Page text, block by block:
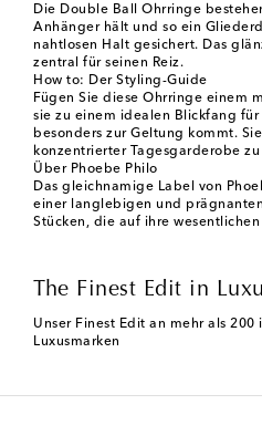
Die Double Ball Ohrringe
Anhänger hält und so ein
nahtlosen Halt gesichert. Das
zentral für seinen Reiz.
How to: Der Styling-Guide
Fügen Sie diese Ohrringe einem
sie zu einem idealen Blickfang
besonders zur Geltung kommt.
konzentrierter Tagesgarderobe
Über Phoebe Philo
Das gleichnamige Label von
einer langlebigen und
Stücken, die auf ihre
The Finest Edit in
Unser Finest Edit an mehr als 200
Luxusmarken